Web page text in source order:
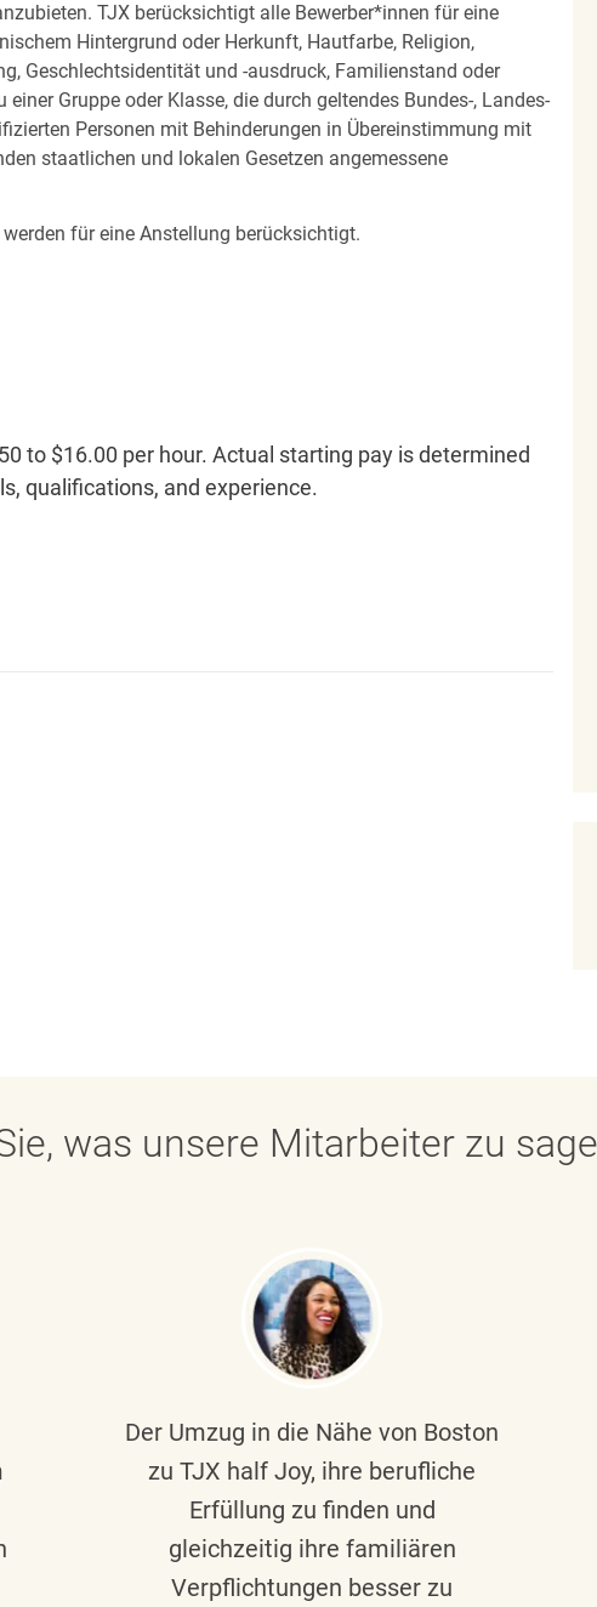
TJX berücksichtigt alle Bewerber*innen für eine
Hintergrund oder Herkunft, Hautfarbe, Religion,
Geschlechtsidentität und -ausdruck, Familienstand oder
Gruppe oder Klasse, die durch geltendes Bundes-, Landes-
Personen mit Behinderungen in Übereinstimmung mit
staatlichen und lokalen Gesetzen angemessene
für eine Anstellung berücksichtigt.
to $16.00 per hour. Actual starting pay is determined
qualifications, and experience.
was unsere Mitarbeiter zu
Der Umzug in die Nähe von Boston
zu TJX half Joy, ihre berufliche
Erfüllung zu finden und
gleichzeitig ihre familiären
Verpflichtungen besser zu